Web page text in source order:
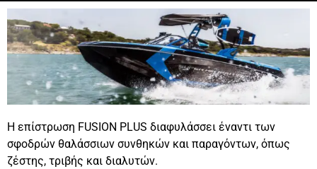
Η επίστρωση FUSION PLUS διαφυλάσσει έναντι των
σφοδρών θαλάσσιων συνθηκών και παραγόντων, όπως
ζέστης, τριβής και διαλυτών.